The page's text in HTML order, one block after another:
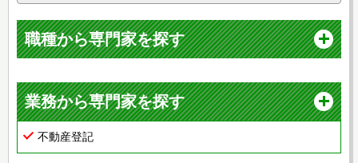
職種から専門家を探す
業務から専門家を探す
不動産登記